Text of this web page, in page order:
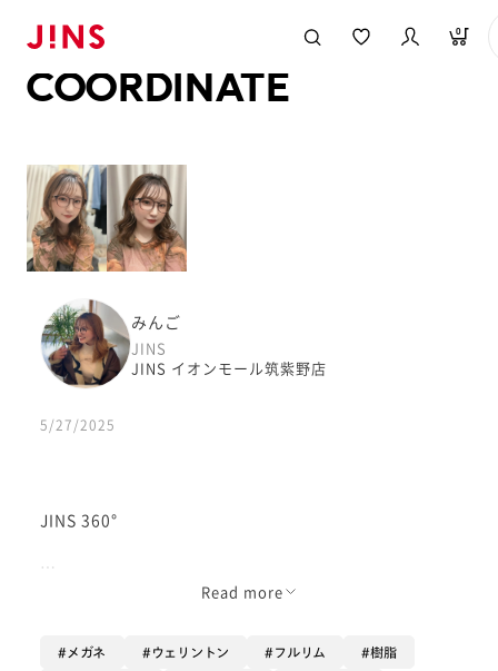
0
COORDINATE
みんご
JINS
JINS イオンモール筑紫野店
5/27/2025
JINS 360°
待望の壊れにくいメガネのRead more
メガネ ウェリントン フルリム 樹脂